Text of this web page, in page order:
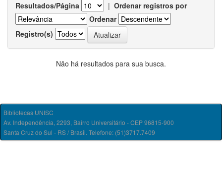
Resultados/Página | Ordenar registros por
Ordenar
Registro(s)
Não há resultados para sua busca.
Bibliotecas UNISC
Av. Independência, 2293, Bairro Universitário - CEP 96815-900
Santa Cruz do Sul - RS / Brasil. Telefone: (51)3717.7409